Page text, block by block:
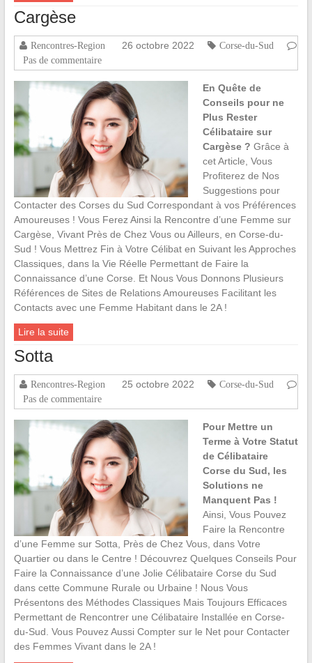
Cargèse
Rencontres-Region 26 octobre 2022
Corse-du-Sud
Pas de commentaire
En Quête de
Conseils pour ne
Plus Rester
Célibataire sur
Cargèse ? Grâce à
cet Article, Vous
Profiterez de Nos
Suggestions pour
Contacter des Corses du Sud Correspondant à vos Préférences
Amoureuses ! Vous Ferez Ainsi la Rencontre d’une Femme sur
Cargèse, Vivant Près de Chez Vous ou Ailleurs, en Corse-du-
Sud ! Vous Mettrez Fin à Votre Célibat en Suivant les Approches
Classiques, dans la Vie Réelle Permettant de Faire la
Connaissance d’une Corse. Et Nous Vous Donnons Plusieurs
Références de Sites de Relations Amoureuses Facilitant les
Contacts avec une Femme Habitant dans le 2A !
Lire la suite
Sotta
Rencontres-Region 25 octobre 2022
Corse-du-Sud
Pas de commentaire
Pour Mettre un
Terme à Votre Statut
de Célibataire
Corse du Sud, les
Solutions ne
Manquent Pas !
Ainsi, Vous Pouvez
Faire la Rencontre
d’une Femme sur Sotta, Près de Chez Vous, dans Votre
Quartier ou dans le Centre ! Découvrez Quelques Conseils Pour
Faire la Connaissance d’une Jolie Célibataire Corse du Sud
dans cette Commune Rurale ou Urbaine ! Nous Vous
Présentons des Méthodes Classiques Mais Toujours Efficaces
Permettant de Rencontrer une Célibataire Installée en Corse-
du-Sud. Vous Pouvez Aussi Compter sur le Net pour Contacter
des Femmes Vivant dans le 2A !